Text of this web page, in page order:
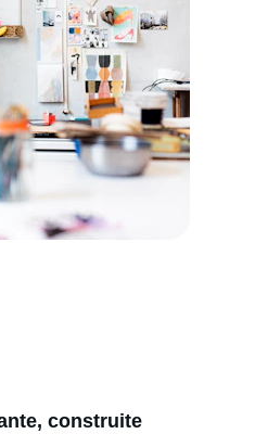
construite